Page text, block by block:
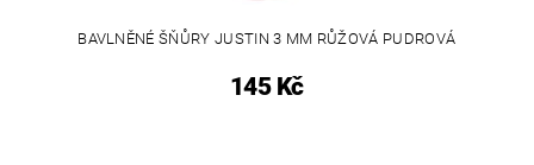
BAVLNĚNÉ ŠŇŮRY JUSTIN 3 MM RŮŽOVÁ PUDROVÁ
145 Kč